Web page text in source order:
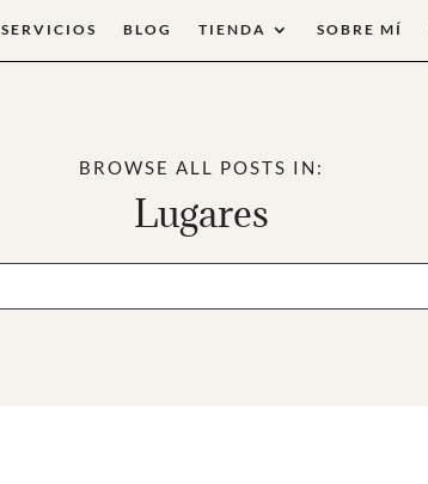
SERVICIOS BLOG TIENDA SOBRE MÍ
BROWSE ALL POSTS IN:
Lugares